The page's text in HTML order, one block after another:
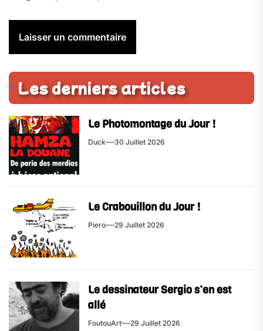
Les derniers articles
Le Photomontage du Jour !
Duck 30 Juillet 2026
Le Crabouillon du Jour !
Piero 29 Juillet 2026
Le dessinateur Sergio s’en est
allé
FoutouArt 29 Juillet 2026